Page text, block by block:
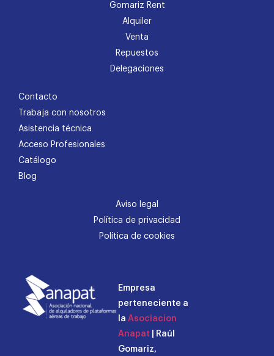
Gomariz Rent
Alquiler
Venta
Repuestos
Delegaciones
Contacto
Trabaja con nosotros
Asistencia técnica
Acceso Profesionales
Catálogo
Blog
Aviso legal
Política de privacidad
Política de cookies
Empresa
perteneciente a
la Asociacion
Anapat | Raúl
Gomariz,